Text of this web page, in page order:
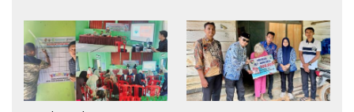
Pasar